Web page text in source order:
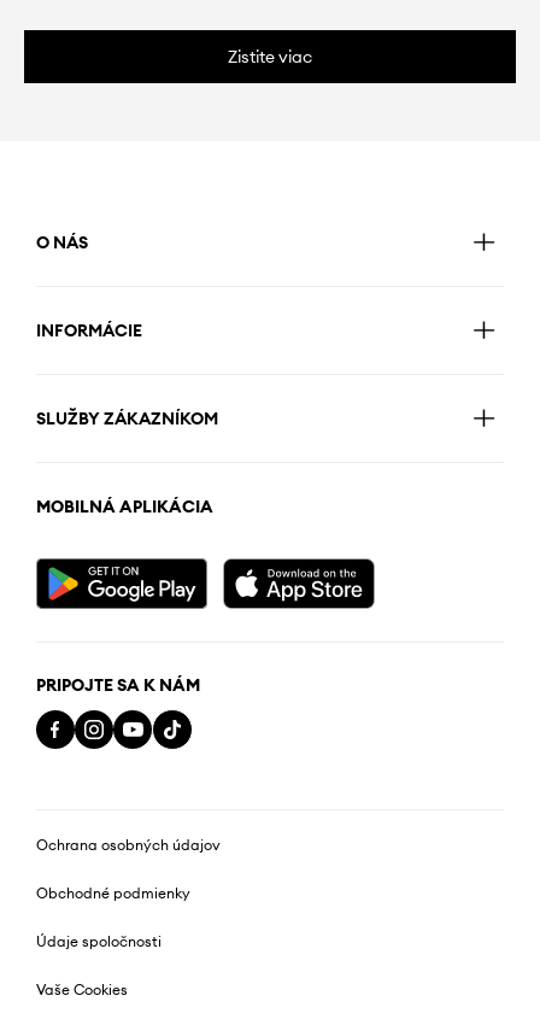
Zistite viac
O NÁS
INFORMÁCIE
SLUŽBY ZÁKAZNÍKOM
MOBILNÁ APLIKÁCIA
PRIPOJTE SA K NÁM
Ochrana osobných údajov
Obchodné podmienky
Údaje spoločnosti
Vaše Cookies